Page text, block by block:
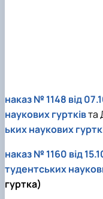
наказ № 1148 від
наукових гуртківта
ьких наукових
наказ № 1160 від
тудентських
гуртка)